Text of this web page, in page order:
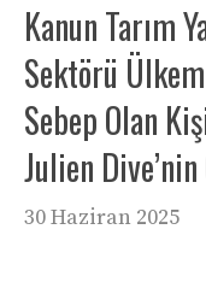
Kanun Tarım
Sektörü
Sebep Olan
Julien
30 Haziran 2025